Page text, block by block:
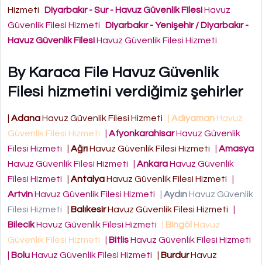
Hizmeti
Diyarbakır - Sur - Havuz Güvenlik FilesiHavuz
Güvenlik Filesi Hizmeti
Diyarbakır - Yenişehir / Diyarbakır -
Havuz Güvenlik FilesiHavuz Güvenlik Filesi Hizmeti
By Karaca File Havuz Güvenlik
Filesi hizmetini verdiğimiz şehirler
AdanaHavuz Güvenlik Filesi Hizmeti Adıyaman Havuz
Güvenlik Filesi Hizmeti
AfyonkarahisarHavuz Güvenlik
Filesi Hizmeti
AğrıHavuz Güvenlik Filesi Hizmeti
Amasya
Havuz Güvenlik Filesi Hizmeti
AnkaraHavuz Güvenlik
Filesi Hizmeti
AntalyaHavuz Güvenlik Filesi Hizmeti
ArtvinHavuz Güvenlik Filesi Hizmeti AydınHavuz Güvenlik
Filesi Hizmeti
BalıkesirHavuz Güvenlik Filesi Hizmeti
BilecikHavuz Güvenlik Filesi Hizmeti Bingöl Havuz
Güvenlik Filesi Hizmeti
BitlisHavuz Güvenlik Filesi Hizmeti
BoluHavuz Güvenlik Filesi Hizmeti BurdurHavuz